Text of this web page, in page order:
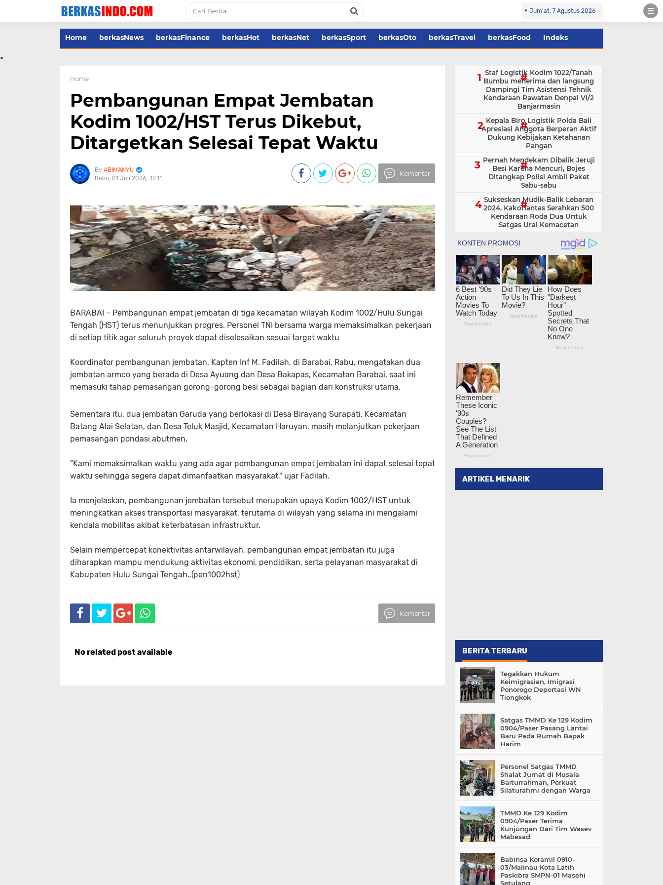
Jum'at, 7 Agustus 2026
Home berkasNews berkasFinance berkasHot berkasNet berkasSport berkasOto berkasTravel berkasFood Indeks
.
Home
Pembangunan Empat Jembatan
Kodim 1002/HST Terus Dikebut,
Ditargetkan Selesai Tepat Waktu
ABIMANYU
Rabu, 01 Juli 2026 12.11
Komentar
BARABAI – Pembangunan empat jembatan di tiga kecamatan wilayah Kodim 1002/Hulu Sungai
Tengah (HST) terus menunjukkan progres. Personel TNI bersama warga memaksimalkan pekerjaan
di setiap titik agar seluruh proyek dapat diselesaikan sesuai target waktu
Koordinator pembangunan jembatan, Kapten Inf M. Fadilah, di Barabai, Rabu, mengatakan dua
jembatan armco yang berada di Desa Ayuang dan Desa Bakapas, Kecamatan Barabai, saat ini
memasuki tahap pemasangan gorong-gorong besi sebagai bagian dari konstruksi utama.
Sementara itu, dua jembatan Garuda yang berlokasi di Desa Birayang Surapati, Kecamatan
Batang Alai Selatan, dan Desa Teluk Masjid, Kecamatan Haruyan, masih melanjutkan pekerjaan
pemasangan pondasi abutmen.
"Kami memaksimalkan waktu yang ada agar pembangunan empat jembatan ini dapat selesai tepat
waktu sehingga segera dapat dimanfaatkan masyarakat," ujar Fadilah.
Ia menjelaskan, pembangunan jembatan tersebut merupakan upaya Kodim 1002/HST untuk
meningkatkan akses transportasi masyarakat, terutama di wilayah yang selama ini mengalami
kendala mobilitas akibat keterbatasan infrastruktur.
Selain mempercepat konektivitas antarwilayah, pembangunan empat jembatan itu juga
diharapkan mampu mendukung aktivitas ekonomi, pendidikan, serta pelayanan masyarakat di
Kabupaten Hulu Sungai Tengah..(pen1002hst)
Komentar
No related post available
Staf Logistik Kodim 1022/Tanah
Bumbu menerima dan langsung
Dampingi Tim Asistensi Tehnik
Kendaraan Rawatan Denpal VI/2
Banjarmasin
Kepala Biro Logistik Polda Bali
Apresiasi Anggota Berperan Aktif
Dukung Kebijakan Ketahanan
Pangan
Pernah Mendekam Dibalik Jeruji
Besi Karena Mencuri, Bojes
Ditangkap Polisi Ambil Paket
Sabu-sabu
Sukseskan Mudik-Balik Lebaran
2024, Kakorlantas Serahkan 500
Kendaraan Roda Dua Untuk
Satgas Urai Kemacetan
ARTIKEL MENARIK
BERITA TERBARU
Tegakkan Hukum
Keimigrasian, Imigrasi
Ponorogo Deportasi WN
Tiongkok
Satgas TMMD Ke 129 Kodim
0904/Paser Pasang Lantai
Baru Pada Rumah Bapak
Harim
Personel Satgas TMMD
Shalat Jumat di Musala
Baiturrahman, Perkuat
Silaturahmi dengan Warga
TMMD Ke 129 Kodim
0904/Paser Terima
Kunjungan Dari Tim Wasev
Mabesad
Babinsa Koramil 0910-
03/Malinau Kota Latih
Paskibra SMPN-01 Masehi
Setulang